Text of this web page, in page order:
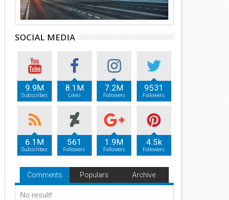
SOCIAL MEDIA
9.9M
Subscribes
8.1M
Likes
7.2M
Followers
9531
Followers
6.1M
Subscribes
561
Followers
1.9M
Followers
4.5k
Followers
Comments Populars Archive
No result!